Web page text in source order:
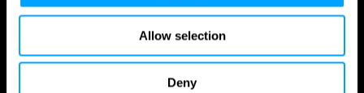
Allow selection
Deny